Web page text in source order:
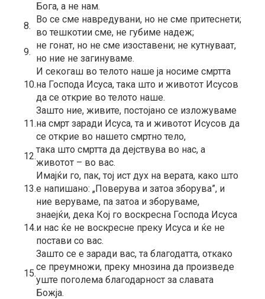
Бога, а не нам.
8.
Во сe сме навредувани, но не сме притеснети;
во тешкотии сме, не губиме надеж;
9.
нe гонат, но не сме изоставени; нe кутнуваат,
но ние не загинуваме.
10.
И секогаш во телото наше ја носиме смртта
на Господа Исуса, така што и животот Исусов
да се открие во телото наше.
11.
Зашто ние, живите, постојано се изложуваме
на смрт заради Исуса, та и животот Исусов да
се открие во нашето смртно тело,
12.
така што смртта да дејствува во нас, а
животот – во вас.
13.
Имајќи го, пак, тој ист дух на верата, како што
е напишано: „Поверува и затоа зборува”, и
ние веруваме, па затоа и зборуваме,
14.
знаејќи, дека Кој го воскресна Господа Исуса
и нас ќе нe воскресне преку Исуса и ќе нe
постави со вас.
15.
Зашто сe е заради вас, та благодатта, откако
се преумножи, преку мнозина да произведе
уште поголема благодарност за славата
Божја.